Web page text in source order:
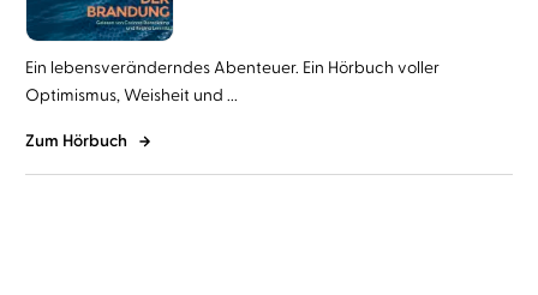
Ein lebensveränderndes Abenteuer. Ein Hörbuch voller
Optimismus, Weisheit und ...
Zum Hörbuch